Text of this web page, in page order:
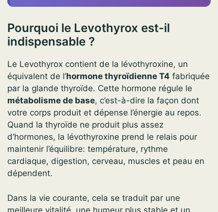
Pourquoi le Levothyrox est-il
indispensable ?
Le Levothyrox contient de la lévothyroxine, un
équivalent de l’hormone thyroïdienne T4 fabriquée
par la glande thyroïde. Cette hormone régule le
métabolisme de base, c’est-à-dire la façon dont
votre corps produit et dépense l’énergie au repos.
Quand la thyroïde ne produit plus assez
d’hormones, la lévothyroxine prend le relais pour
maintenir l’équilibre: température, rythme
cardiaque, digestion, cerveau, muscles et peau en
dépendent.
Dans la vie courante, cela se traduit par une
meilleure vitalité, une humeur plus stable et un